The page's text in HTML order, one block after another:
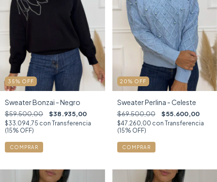
35% OFF
Sweater Bonzai - Negro
$59.500,00 $38.935,00
$33.094,75 con Transferencia
(15% OFF)
COMPRAR
20% OFF
Sweater Perlina - Celeste
$69.500,00 $55.600,00
$47.260,00 con Transferencia
(15% OFF)
COMPRAR